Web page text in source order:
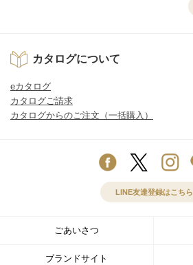
カタログについて
eカタログ
カタログご請求
カタログからのご注文（一括購入）
LINE友達登録はこちら
ごあいさつ
ブランドサイト